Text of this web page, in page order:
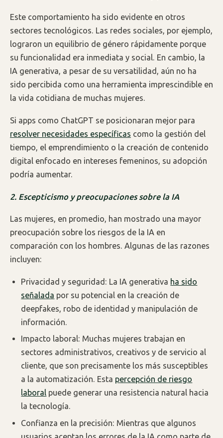
Este comportamiento ha sido evidente en otros
sectores tecnológicos. Las redes sociales, por ejemplo,
lograron un equilibrio de género rápidamente porque
su funcionalidad era inmediata y social. En cambio, la
IA generativa, a pesar de su versatilidad, aún no ha
sido percibida como una herramienta imprescindible en
la vida cotidiana de muchas mujeres.
Si apps como ChatGPT se posicionaran mejor para
resolver necesidades específicas como la gestión del
tiempo, el emprendimiento o la creación de contenido
digital enfocado en intereses femeninos, su adopción
podría aumentar.
2. Escepticismo y preocupaciones sobre la IA
Las mujeres, en promedio, han mostrado una mayor
preocupación sobre los riesgos de la IA en
comparación con los hombres. Algunas de las razones
incluyen:
Privacidad y seguridad: La IA generativa ha sido
señalada por su potencial en la creación de
deepfakes, robo de identidad y manipulación de
información.
Impacto laboral: Muchas mujeres trabajan en
sectores administrativos, creativos y de servicio al
cliente, que son precisamente los más susceptibles
a la automatización. Esta percepción de riesgo
laboral puede generar una resistencia natural hacia
la tecnología.
Confianza en la precisión: Mientras que algunos